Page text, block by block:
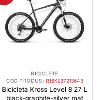
BICICLETE
COD PRODUS: R16KE27213643
Bicicleta Kross Level 8 27 L
black-graphite-silver mat